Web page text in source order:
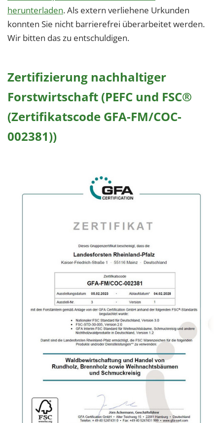
herunterladen. Als extern verliehene Urkunden
konnten Sie nicht barrierefrei überarbeitet werden.
Wir bitten das zu entschuldigen.
Zertifizierung nachhaltiger
Forstwirtschaft (PEFC und FSC®
(Zertifikatscode GFA-FM/COC-
002381))